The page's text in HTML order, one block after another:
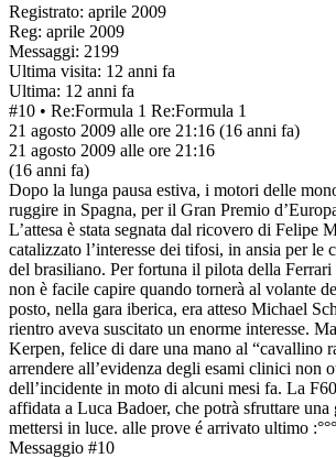
Registrato: aprile 2009
Reg: aprile 2009
Messaggi: 2199
Ultima visita: 12 anni fa
Ultima: 12 anni fa
#10 • Re:Formula 1 Re:Formula 1
21 agosto 2009 alle ore 21:16 (16 anni fa)
21 agosto 2009 alle ore 21:16
(16 anni fa)
Dopo la lunga pausa estiva, i motori delle
ruggire in Spagna, per il Gran Premio
L’attesa è stata segnata dal ricovero di Felipe
catalizzato l’interesse dei tifosi, in ansia per le
del brasiliano. Per fortuna il pilota della Ferrari
non è facile capire quando tornerà al volante
posto, nella gara iberica, era atteso Michael
rientro aveva suscitato un enorme interesse.
Kerpen, felice di dare una mano al “cavallino
arrendere all’evidenza degli esami clinici non
dell’incidente in moto di alcuni mesi fa. La
affidata a Luca Badoer, che potrà sfruttare una
mettersi in luce. alle prove é arrivato ultimo
Messaggio #10